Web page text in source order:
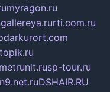
myragon.ru
rti.com.ru
sp-tour.ru
DSHAIR.RU